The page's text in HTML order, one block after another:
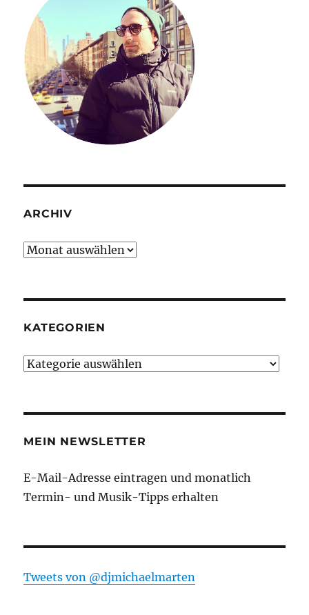
ARCHIV
Archiv
KATEGORIEN
Kategorien
MEIN NEWSLETTER
E-Mail-Adresse eintragen und monatlich
Termin- und Musik-Tipps erhalten
Tweets von ‎@djmichaelmarten